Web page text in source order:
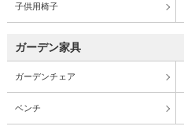
子供用椅子
ガーデン家具
ガーデンチェア
ベンチ